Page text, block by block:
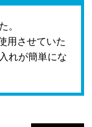
。
用させていた
れが簡単にな